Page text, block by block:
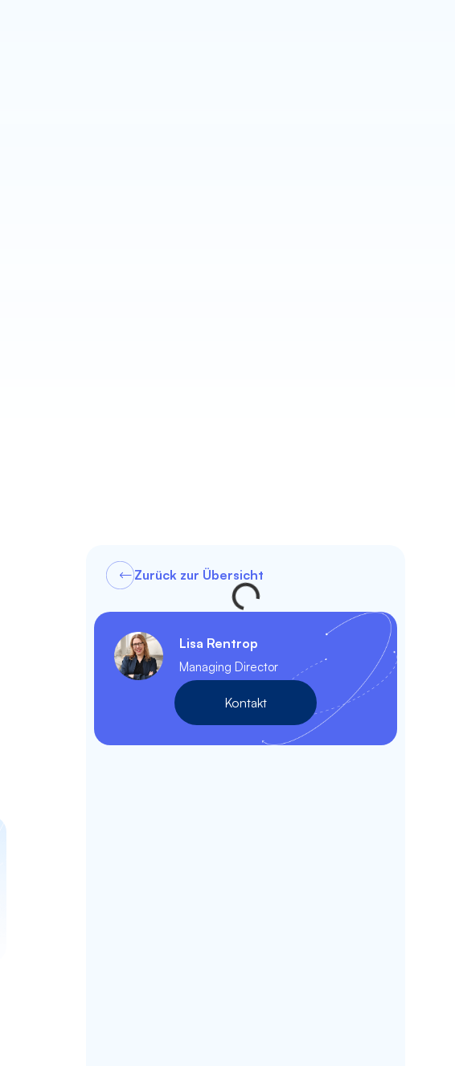
Zurück zur Übersicht
Lisa Rentrop
Managing Director
Kontakt